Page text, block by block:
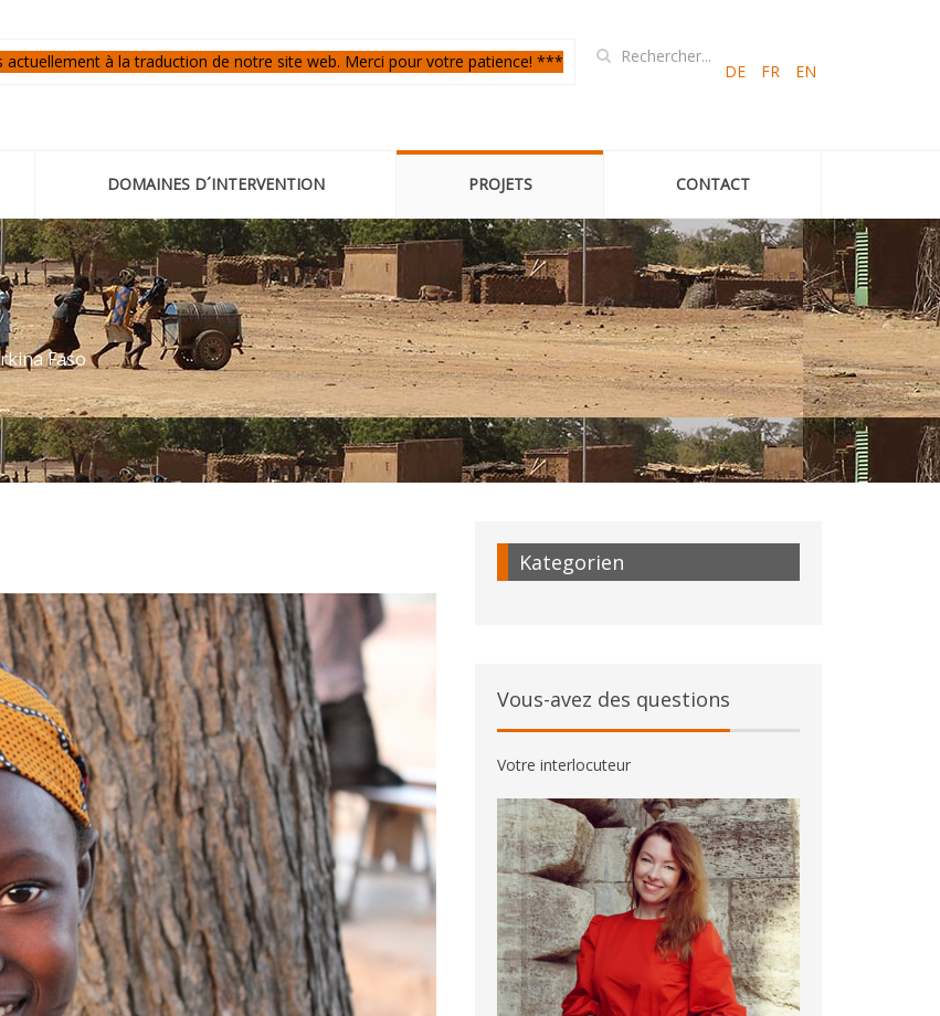
DE FR EN
à la traduction de notre site web. Merci pour votre patience! ***
DOMAINES D´INTERVENTION PROJETS CONTACT
Faso
Kategorien
Vous-avez des questions
Votre interlocuteur